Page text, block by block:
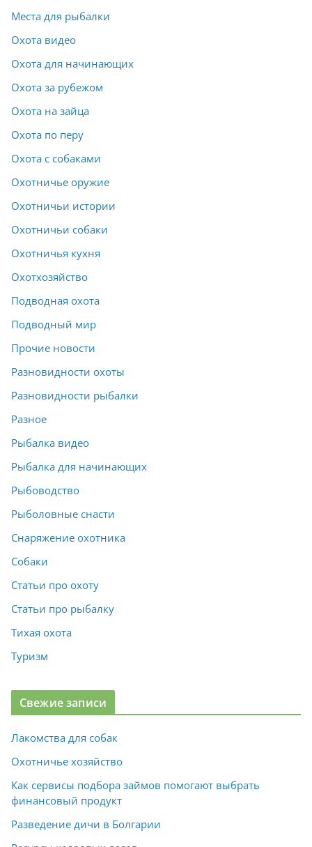
Места для рыбалки
Охота видео
Охота для начинающих
Охота за рубежом
Охота на зайца
Охота по перу
Охота с собаками
Охотничье оружие
Охотничьи истории
Охотничьи собаки
Охотничья кухня
Охотхозяйство
Подводная охота
Подводный мир
Прочие новости
Разновидности охоты
Разновидности рыбалки
Разное
Рыбалка видео
Рыбалка для начинающих
Рыбоводство
Рыболовные снасти
Снаряжение охотника
Собаки
Статьи про охоту
Статьи про рыбалку
Тихая охота
Туризм
Свежие записи
Лакомства для собак
Охотничье хозяйство
Как сервисы подбора займов помогают выбрать
финансовый продукт
Разведение дичи в Болгарии